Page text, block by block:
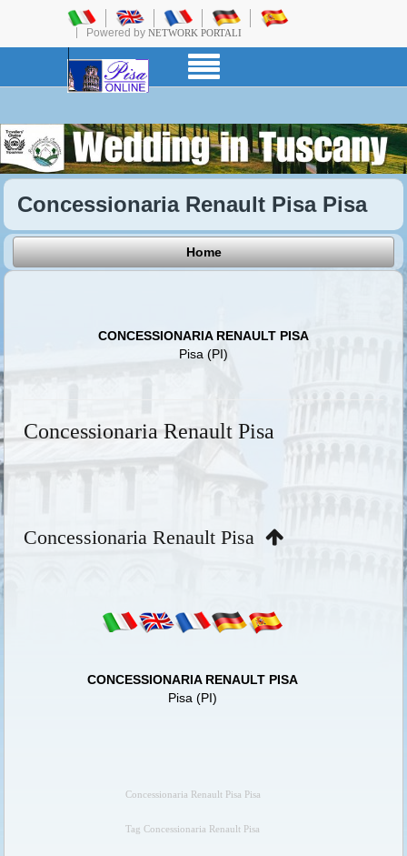
Powered by NETWORK PORTALI
Concessionaria Renault Pisa Pisa
Home
CONCESSIONARIA RENAULT PISA
Pisa (PI)
Concessionaria Renault Pisa
Concessionaria Renault Pisa
CONCESSIONARIA RENAULT PISA
Pisa (PI)
Concessionaria Renault Pisa Pisa
Tag Concessionaria Renault Pisa